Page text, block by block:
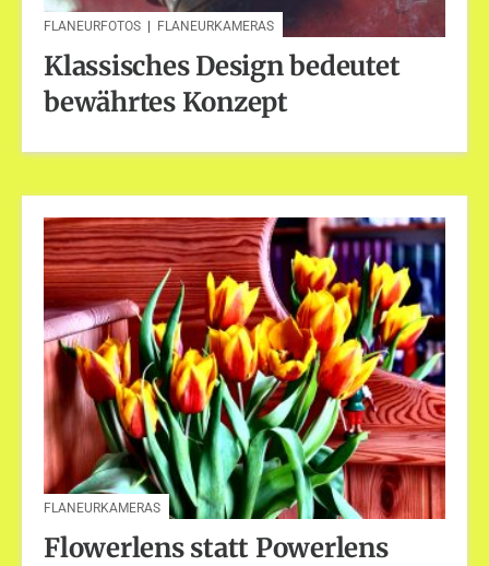
FLANEURFOTOS FLANEURKAMERAS
Klassisches Design bedeutet
bewährtes Konzept
FLANEURKAMERAS
Flowerlens statt Powerlens